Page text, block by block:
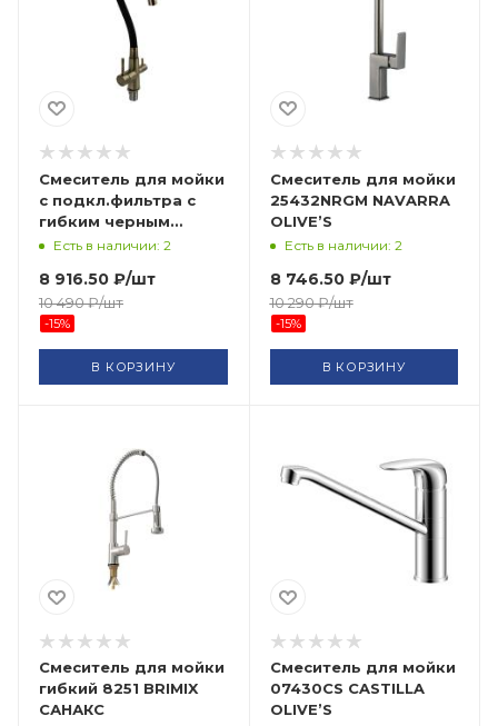
Смеситель для мойки
с подкл.фильтра с
гибким черным
изливом, бронза
Есть в наличии: 2
8 916.50 ₽/шт
10 490₽/шт
-15%
В КОРЗИНУ
Смеситель для мойки
25432NRGM NAVARRA
OLIVE’S
Есть в наличии: 2
8 746.50₽/шт
10 290₽/шт
-15%
В КОРЗИНУ
Смеситель для мойки
гибкий 8251 BRIMIX
САНАКС
Смеситель для мойки
07430CS CASTILLA
OLIVE’S